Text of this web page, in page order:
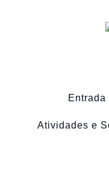
Entrada
Atividades e